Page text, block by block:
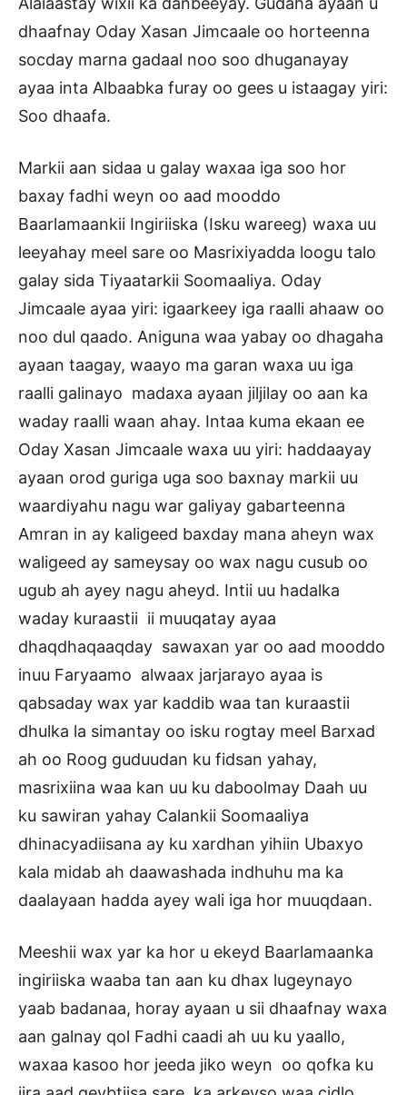
dhaafnay Oday Xasan Jimcaale oo horteenna
socday marna gadaal noo soo dhuganayay
ayaa inta Albaabka furay oo gees u istaagay yiri:
Soo dhaafa.
Markii aan sidaa u galay waxaa iga soo hor
baxay fadhi weyn oo aad mooddo
Baarlamaankii Ingiriiska (Isku wareeg) waxa uu
leeyahay meel sare oo Masrixiyadda loogu talo
galay sida Tiyaatarkii Soomaaliya. Oday
Jimcaale ayaa yiri: igaarkeey iga raalli ahaaw oo
noo dul qaado. Aniguna waa yabay oo dhagaha
ayaan taagay, waayo ma garan waxa uu iga
raalli galinayo madaxa ayaan jiljilay oo aan ka
waday raalli waan ahay. Intaa kuma ekaan ee
Oday Xasan Jimcaale waxa uu yiri: haddaayay
ayaan orod guriga uga soo baxnay markii uu
waardiyahu nagu war galiyay gabarteenna
Amran in ay kaligeed baxday mana aheyn wax
waligeed ay sameysay oo wax nagu cusub oo
ugub ah ayey nagu aheyd. Intii uu hadalka
waday kuraastii ii muuqatay ayaa
dhaqdhaqaaqday sawaxan yar oo aad mooddo
inuu Faryaamo alwaax jarjarayo ayaa is
qabsaday wax yar kaddib waa tan kuraastii
dhulka la simantay oo isku rogtay meel Barxad
ah oo Roog guduudan ku fidsan yahay,
masrixiina waa kan uu ku daboolmay Daah uu
ku sawiran yahay Calankii Soomaaliya
dhinacyadiisana ay ku xardhan yihiin Ubaxyo
kala midab ah daawashada indhuhu ma ka
daalayaan hadda ayey wali iga hor muuqdaan.
Meeshii wax yar ka hor u ekeyd Baarlamaanka
ingiriiska waaba tan aan ku dhax lugeynayo
yaab badanaa, horay ayaan u sii dhaafnay waxa
aan galnay qol Fadhi caadi ah uu ku yaallo,
waxaa kasoo hor jeeda jiko weyn oo qofka ku